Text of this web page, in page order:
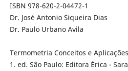
ISBN 978-620-2-04472-1
Dr. José Antonio Siqueira Dias
Dr. Paulo Urbano Avila
Termometria Conceitos e
1. ed. São Paulo: Editora Érica -